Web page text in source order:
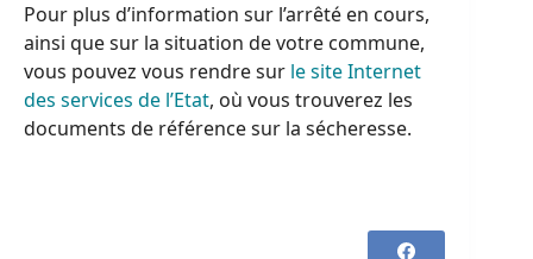
Pour plus d’information sur l’arrêté en cours,
ainsi que sur la situation de votre commune,
vous pouvez vous rendre sur le site Internet
des services de l’Etat, où vous trouverez les
documents de référence sur la sécheresse.